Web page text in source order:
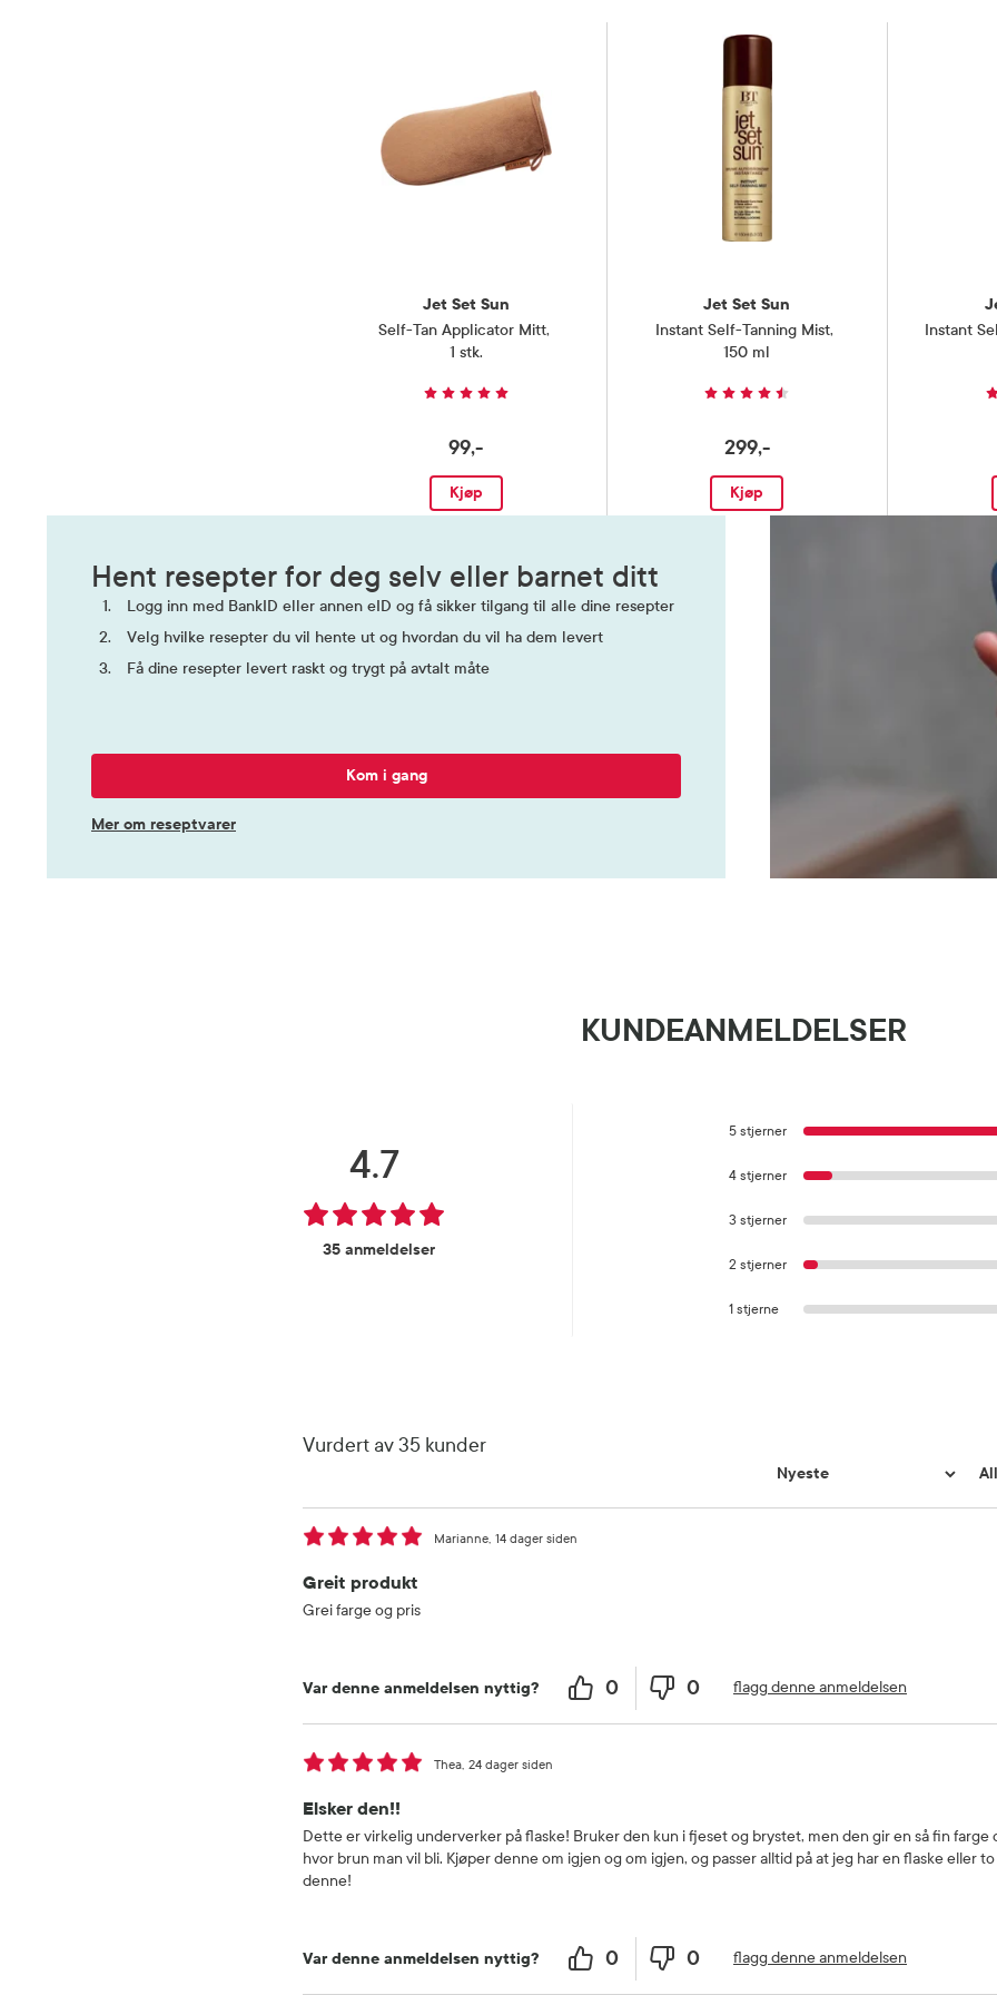
Jet Set Sun
Self-Tan Applicator Mitt,
1 stk.
99,-
Kjøp
Jet Set Sun
Instant Self-Tanning Mist,
150 ml
299,-
Kjøp
Instant
Hent resepter for deg selv eller barnet ditt
Logg inn med BankID eller annen eID og få sikker tilgang til alle dine resepter
Velg hvilke resepter du vil hente ut og hvordan du vil ha dem levert
Få dine resepter levert raskt og trygt på avtalt måte
Kom i gang
Mer om reseptvarer
KUNDEANMELDELSER
4.7
35 anmeldelser
5 stjerner
4 stjerner
3 stjerner
2 stjerner
1 stjerne
Vurdert av 35 kunder
Greit produkt
14 dager siden
Marianne
Grei farge og pris
Var denne anmeldelsen nyttig? 0 0 flagg denne anmeldelsen
Elsker den!!
24 dager siden
Thea
Dette er virkelig underverker på flaske! Bruker den kun i fjeset og brystet, men den gir en så fin farge
hvor brun man vil bli. Kjøper denne om igjen og om igjen, og passer alltid på at jeg har en flaske eller
denne!
Var denne anmeldelsen nyttig? 0 0 flagg denne anmeldelsen